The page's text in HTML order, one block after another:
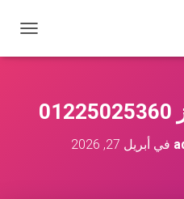
ب
في أبريل 27, 2026